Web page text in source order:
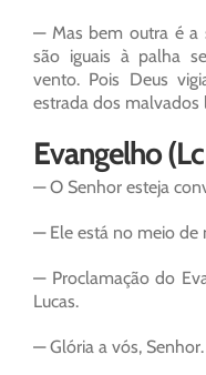
— Mas bem outra é a
são iguais à palha
vento. Pois Deus
estrada dos malvados
Evangelho
— O Senhor esteja
— Ele está no meio de
— Proclamação do
Lucas.
— Glória a vós, Senhor.